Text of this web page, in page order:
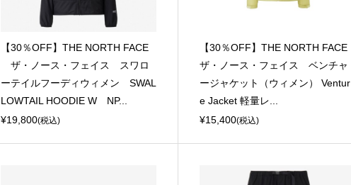
【30％OFF】THE NORTH FACE
ザ・ノース・フェイス スワロ
ーテイルフーディウィメン SWAL
LOWTAIL HOODIE W NP...
¥19,800(税込)
【30％OFF】THE NORTH FACE
ザ・ノース・フェイス ベンチャ
ージャケット（ウィメン） Ventur
e Jacket 軽量レ...
¥15,400(税込)